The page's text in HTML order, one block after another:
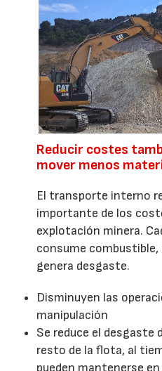
Reducir costes
mover menos
El transporte interno
importante de los
explotación minera.
consume combustible,
genera desgaste.
Disminuyen las
manipulación
Se reduce el desgaste
resto de la flota, al
pueden mantenerse